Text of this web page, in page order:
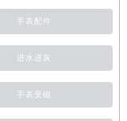
手表配件
进水进灰
手表受磁